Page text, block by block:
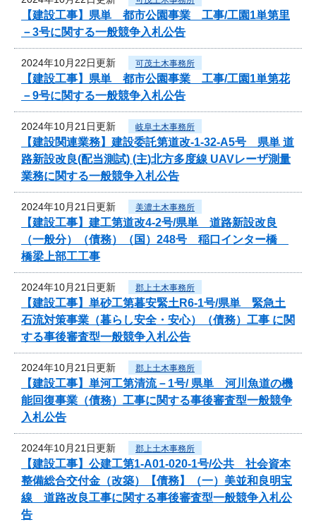
【建設工事】県単 都市公園事業 工事/工園1単第里
－3号に関する一般競争入札公告
2024年10月22日更新 可茂土木事務所
【建設工事】県単 都市公園事業 工事/工園1単第花
－9号に関する一般競争入札公告
2024年10月21日更新 岐阜土木事務所
【建設関連業務】建設委託第道改-1-32-A5号 県単 道
路新設改良(配当測試) (主)北方多度線 UAVレーザ測量
業務に関する一般競争入札公告
2024年10月21日更新 美濃土木事務所
【建設工事】建工第道改4-2号/県単 道路新設改良
（一般分）（債務）（国）248号 稲口インター橋
橋梁上部工工事
2024年10月21日更新 郡上土木事務所
【建設工事】単砂工第暮安緊土R6-1号/県単 緊急土
石流対策事業（暮らし安全・安心）（債務）工事 に関
する事後審査型一般競争入札公告
2024年10月21日更新 郡上土木事務所
【建設工事】単河工第清流－1号/ 県単 河川魚道の機
能回復事業（債務）工事に関する事後審査型一般競争
入札公告
2024年10月21日更新 郡上土木事務所
【建設工事】公建工第1-A01-020-1号/公共 社会資本
整備総合交付金（改築）【債務】（一）美並和良明宝
線 道路改良工事に関する事後審査型一般競争入札公
告